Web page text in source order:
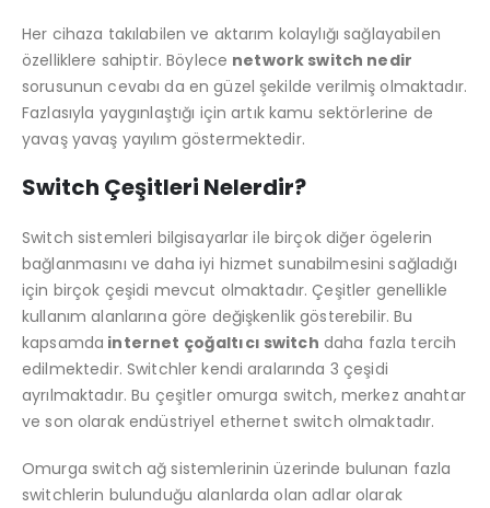
Her cihaza takılabilen ve aktarım kolaylığı sağlayabilen
özelliklere sahiptir. Böylece network switch nedir
sorusunun cevabı da en güzel şekilde verilmiş olmaktadır.
Fazlasıyla yaygınlaştığı için artık kamu sektörlerine de
yavaş yavaş yayılım göstermektedir.
Switch Çeşitleri Nelerdir?
Switch sistemleri bilgisayarlar ile birçok diğer ögelerin
bağlanmasını ve daha iyi hizmet sunabilmesini sağladığı
için birçok çeşidi mevcut olmaktadır. Çeşitler genellikle
kullanım alanlarına göre değişkenlik gösterebilir. Bu
kapsamda internet çoğaltıcı switch daha fazla tercih
edilmektedir. Switchler kendi aralarında 3 çeşidi
ayrılmaktadır. Bu çeşitler omurga switch, merkez anahtar
ve son olarak endüstriyel ethernet switch olmaktadır.
Omurga switch ağ sistemlerinin üzerinde bulunan fazla
switchlerin bulunduğu alanlarda olan adlar olarak